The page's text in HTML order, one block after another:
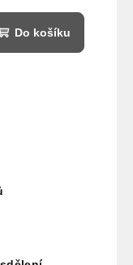
Do košíku